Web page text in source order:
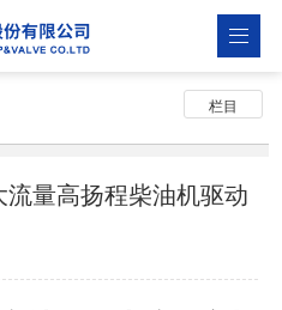
栏目
量高扬程柴油机驱动